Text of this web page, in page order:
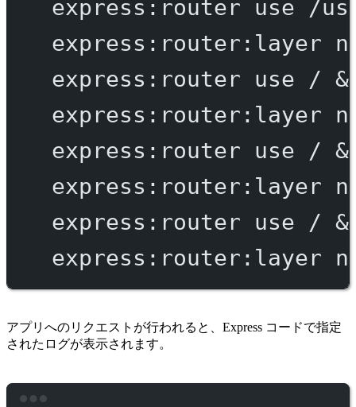
express:router use
/
express:router:layer
express:router
use / &
express:router:layer
express:router
use / &
express:router:layer
express:router
use / &
express:router:layer
アプリへのリクエストが行われると、Express コードで指定
されたログが表示されます。